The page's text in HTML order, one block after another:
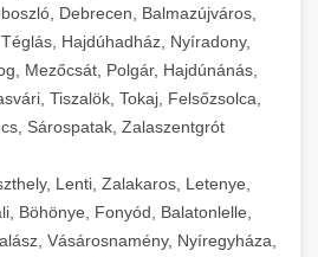
Debrecen, Balmazújváros,
Hajdúhadház, Nyíradony,
Mezőcsát, Polgár, Hajdúnánás,
Tiszalök, Tokaj, Felsőzsolca,
Sárospatak, Zalaszentgrót
Lenti, Zalakaros, Letenye,
Böhönye, Fonyód, Balatonlelle,
Vásárosnamény, Nyíregyháza,